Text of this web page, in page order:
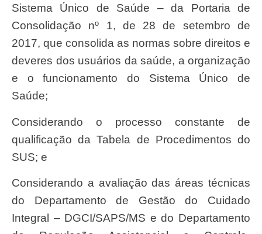
Sistema Único de Saúde – da Portaria de
Consolidação nº 1, de 28 de setembro de
2017, que consolida as normas sobre direitos e
deveres dos usuários da saúde, a organização
e o funcionamento do Sistema Único de
Saúde;
Considerando o processo constante de
qualificação da Tabela de Procedimentos do
SUS; e
Considerando a avaliação das áreas técnicas
do Departamento de Gestão do Cuidado
Integral – DGCI/SAPS/MS e do Departamento